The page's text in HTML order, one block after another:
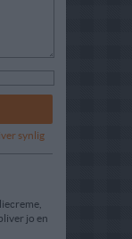
synlig
jo en